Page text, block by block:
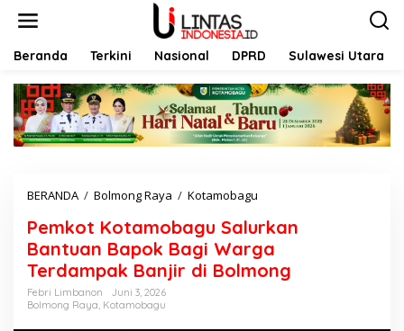
Beranda Terkini Nasional DPRD Sulawesi Utara
BERANDA / Bolmong Raya / Kotamobagu
m
k
o
t
Pemkot Kotamobagu Salurkan
Bantuan Bapok Bagi Warga
Terdampak Banjir di Bolmong
Febri Limbanon
Juni 3, 2026
Bolmong Raya Kotamobagu